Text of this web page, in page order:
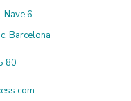
Nave 6
Barcelona
80